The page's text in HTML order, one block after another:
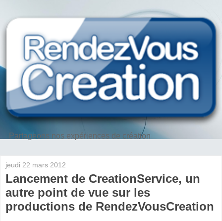
Partageons nos expériences de création
jeudi 22 mars 2012
Lancement de CreationService, un
autre point de vue sur les
productions de RendezVousCreation